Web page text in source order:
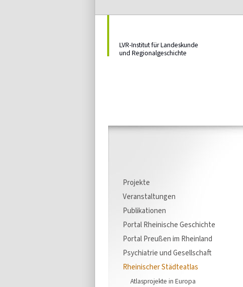
LVR-Institut für Landeskunde
und Regionalgeschichte
Projekte
Veranstaltungen
Publikationen
Portal Rheinische Geschichte
Portal Preußen im Rheinland
Psychiatrie und Gesellschaft
Rheinischer Städteatlas
Atlasprojekte in Europa